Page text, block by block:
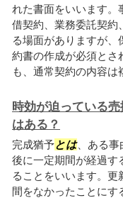
れた書面をいいます。
借契約、業務委託契約
る場面がありますが
約書の作成が必須とさ
も、通常契約の内容
時効が迫っている
はある？
完成猶予とは、ある事
後に一定期間が経過す
ることをいいます。更
間をなかったことにす